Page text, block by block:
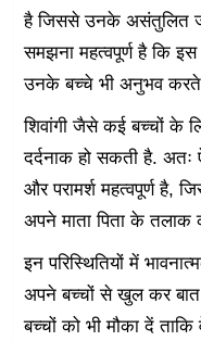
है जिससे उनके असंतुलित
समझना महत्वपूर्ण है कि
उनके बच्चे भी अनुभव
शिवांगी जैसे कई बच्चों के
दर्दनाक हो सकती है.
और परामर्श महत्वपूर्ण है,
अपने माता पिता के तलाक
इन परिस्थितियों में
अपने बच्चों से खुल कर बात
बच्चों को भी मौका दें